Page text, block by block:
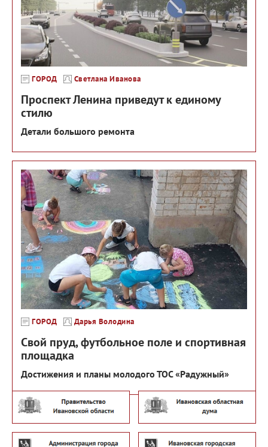
ГОРОД Светлана Иванова
Проспект Ленина приведут к единому
стилю
Детали большого ремонта
ГОРОД Дарья Володина
Свой пруд, футбольное поле и спортивная
площадка
Достижения и планы молодого ТОС «Радужный»